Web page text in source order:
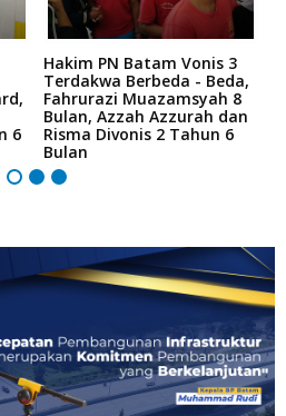
6
Hakim PN Batam Vonis 3
Terdakwa Berbeda - Beda,
Fahrurazi Muazamsyah 8
Bulan, Azzah Azzurah dan
Risma Divonis 2 Tahun 6
Bulan